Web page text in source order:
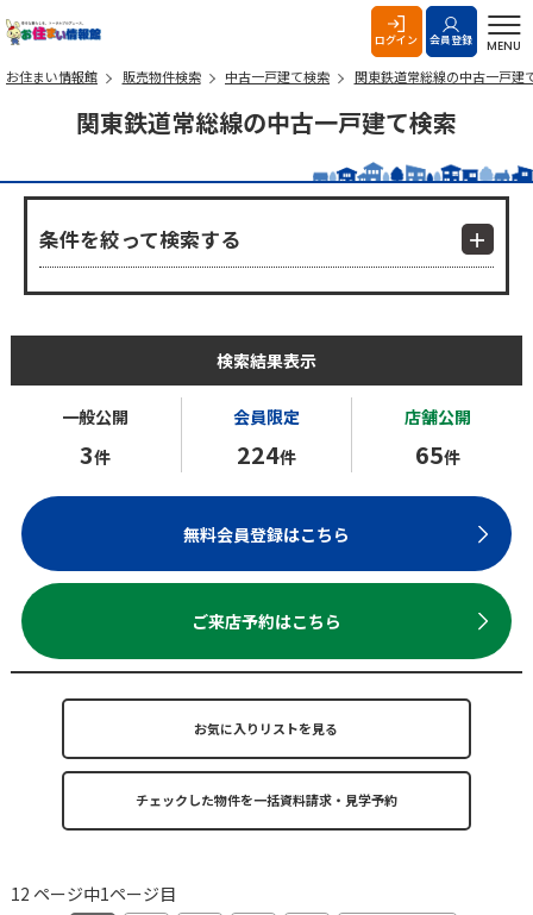
ログイン 会員登録 MENU
お住まい情報館 販売物件検索 中古一戸建て検索 関東鉄道常総線の中古一戸建
関東鉄道常総線の中古一戸建て検索
条件を絞って検索する
検索結果表示
一般公開
3件
会員限定
224件
店舗公開
65件
無料会員登録はこちら
ご来店予約はこちら
お気に入りリストを見る
12 ページ中1ページ目